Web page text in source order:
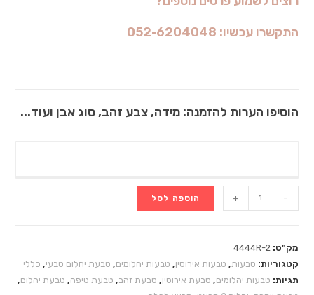
התקשרו עכשיו: 052-6204048
הוסיפו הערות להזמנה: מידה, צבע זהב, סוג אבן ועוד...
-
+ הוספה לסל
מק"ט: 4444R-2
קטגוריות: טבעות, טבעות אירוסין, טבעות יהלומים, טבעת יהלום טבעי, כללי
תגיות: טבעות יהלומים, טבעת אירוסין, טבעת זהב, טבעת טיפה, טבעת יהלום,